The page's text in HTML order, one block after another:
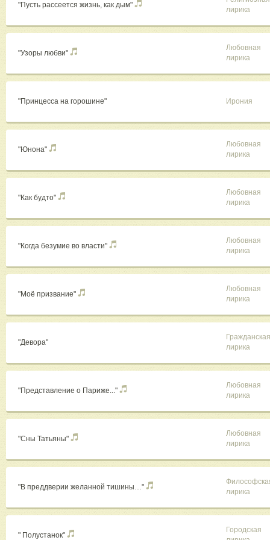
С
"Пусть рассеется жизнь, как дым"
лирика
"Узоры любви"
Любовная
лирика
"Принцесса на горошине" Ирония
"Юнона"
Любовная
лирика
"Как будто"
Любовная
лирика
"Когда безумие во власти"
Любовная
лирика
"Моё призвание"
Любовная
лирика
"Девора"
Гражданская
лирика
"Представление о Париже..."
Любовная
лирика
"Сны Татьяны"
Любовная
лирика
"В преддверии желанной тишины…"
лирика
" Полустанок"
Городская